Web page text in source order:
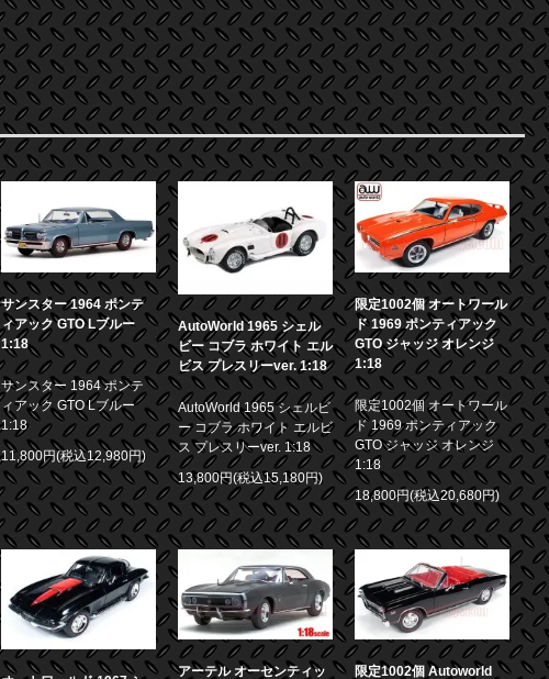
サンスター 1964 ポンテ
ィアック GTO Lブルー
1:18
サンスター 1964 ポンテ
ィアック GTO Lブルー
1:18
11,800円(税込12,980円)
AutoWorld 1965 シェル
ビー コブラ ホワイト エル
ビス プレスリーver. 1:18
AutoWorld 1965 シェルビ
ー コブラ ホワイト エルビ
ス プレスリーver. 1:18
13,800円(税込15,180円)
限定1002個 オートワール
ド 1969 ポンティアック
GTO ジャッジ オレンジ
1:18
限定1002個 オートワール
ド 1969 ポンティアック
GTO ジャッジ オレンジ
1:18
18,800円(税込20,680円)
アーテル オーセンティッ
限定1002個 Autoworld